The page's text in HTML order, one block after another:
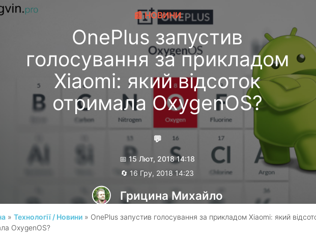
📰 НОВИНИ
OnePlus запустив
голосування за прикладом
Xiaomi: який відсоток
отримала OxygenOS?
💬
📅 15 Лют, 2018 14:18
🔄 16 Гру, 2018 14:23
Грицина Михайло
»Технології / Новини » OnePlus запустив голосування за прикладом Xiaomi: який
OxygenOS?